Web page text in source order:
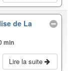
de La
min
Lire la suite